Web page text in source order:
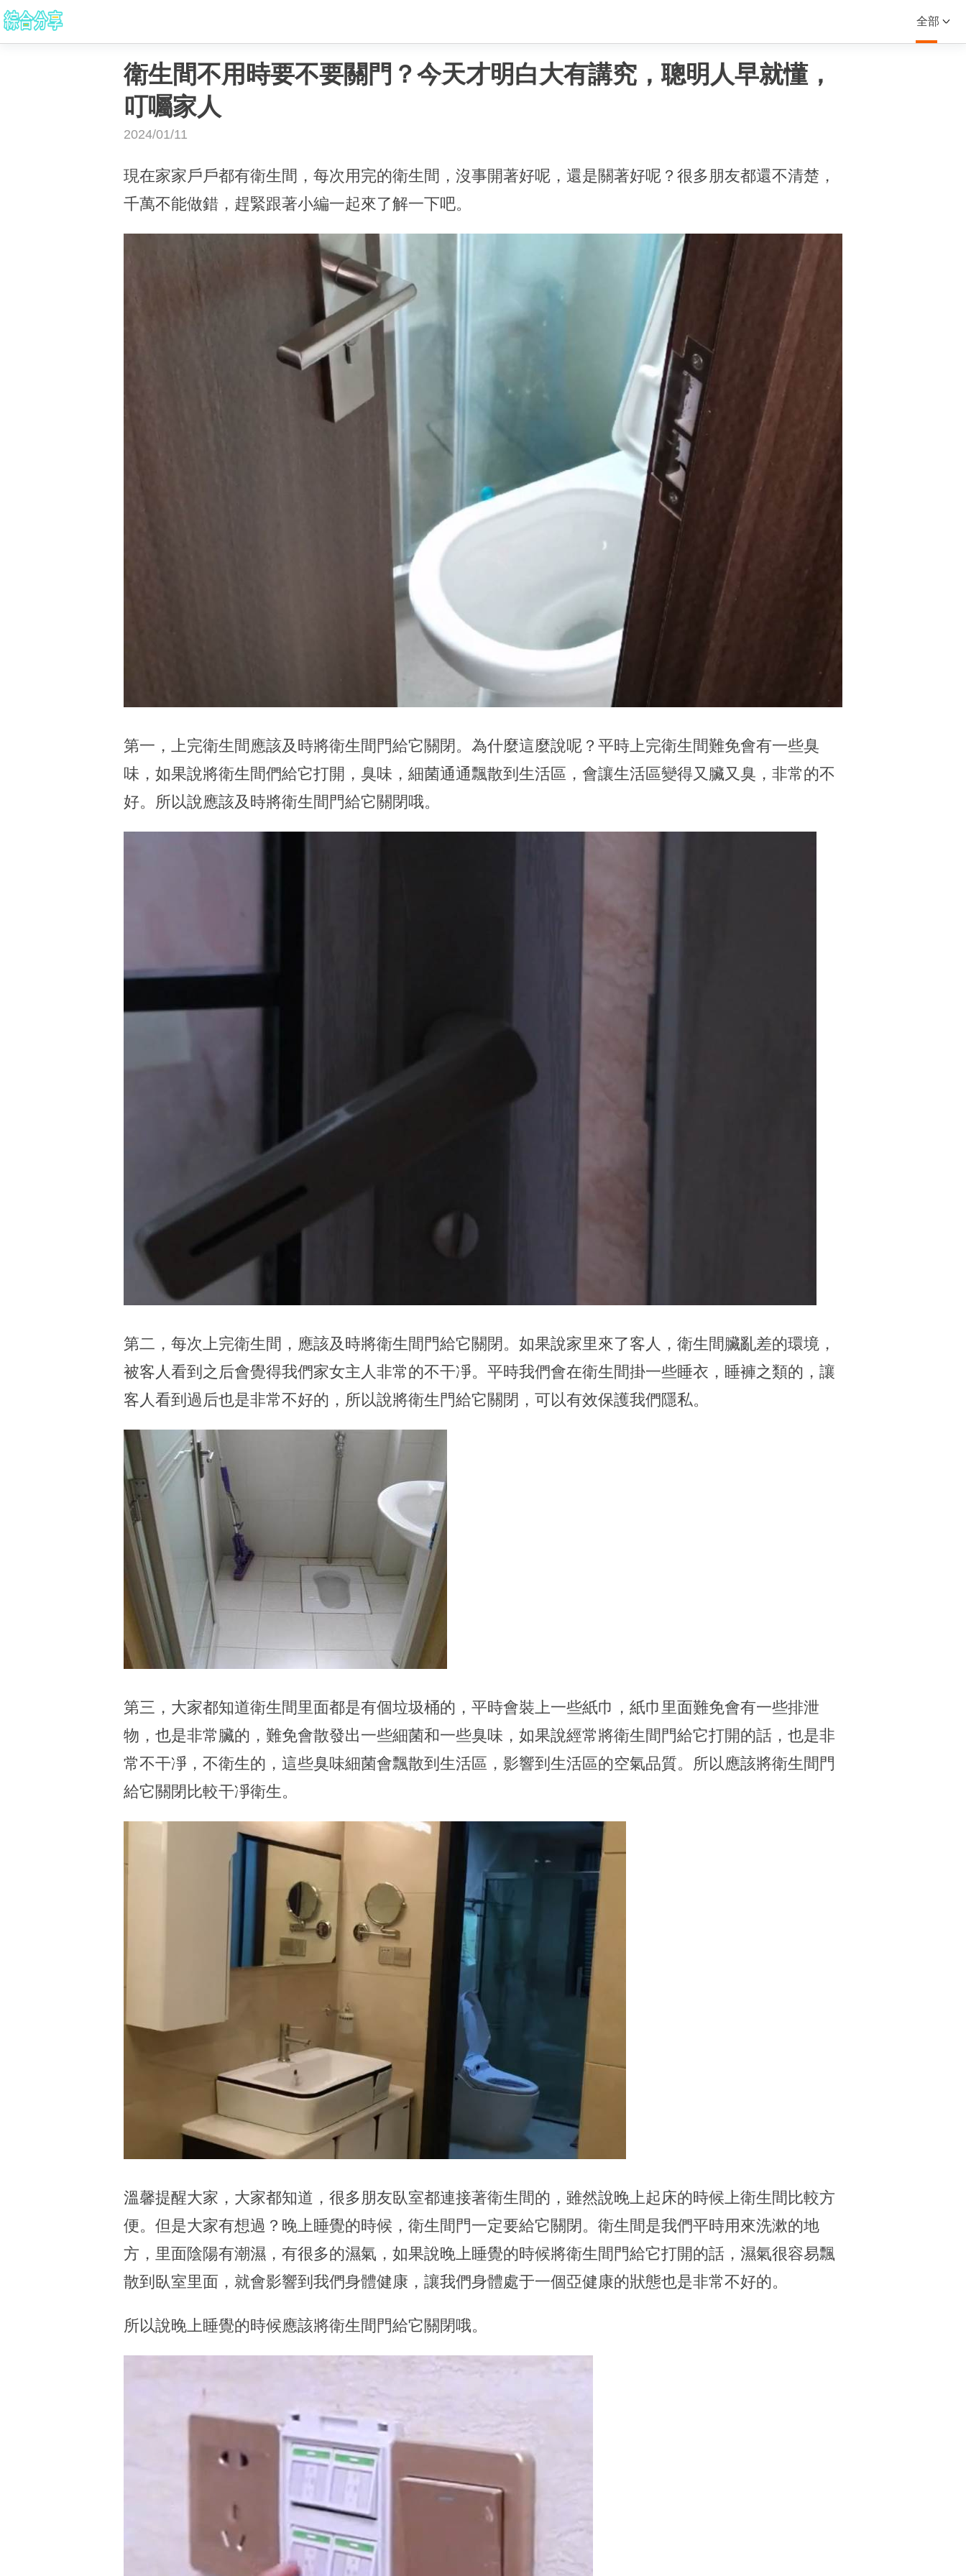
全部
衛生間不用時要不要關門？今天才明白大有講究，聰明人早就懂，
叮囑家人
2024/01/11
現在家家戶戶都有衛生間，每次用完的衛生間，沒事開著好呢，還是關著好呢？很多朋友都還不清楚，
千萬不能做錯，趕緊跟著小編一起來了解一下吧。
第一，上完衛生間應該及時將衛生間門給它關閉。為什麼這麼說呢？平時上完衛生間難免會有一些臭
味，如果說將衛生間們給它打開，臭味，細菌通通飄散到生活區，會讓生活區變得又臟又臭，非常的不
好。所以說應該及時將衛生間門給它關閉哦。
第二，每次上完衛生間，應該及時將衛生間門給它關閉。如果說家里來了客人，衛生間臟亂差的環境，
被客人看到之后會覺得我們家女主人非常的不干凈。平時我們會在衛生間掛一些睡衣，睡褲之類的，讓
客人看到過后也是非常不好的，所以說將衛生門給它關閉，可以有效保護我們隱私。
第三，大家都知道衛生間里面都是有個垃圾桶的，平時會裝上一些紙巾，紙巾里面難免會有一些排泄
物，也是非常臟的，難免會散發出一些細菌和一些臭味，如果說經常將衛生間門給它打開的話，也是非
常不干凈，不衛生的，這些臭味細菌會飄散到生活區，影響到生活區的空氣品質。所以應該將衛生間門
給它關閉比較干凈衛生。
溫馨提醒大家，大家都知道，很多朋友臥室都連接著衛生間的，雖然說晚上起床的時候上衛生間比較方
便。但是大家有想過？晚上睡覺的時候，衛生間門一定要給它關閉。衛生間是我們平時用來洗漱的地
方，里面陰陽有潮濕，有很多的濕氣，如果說晚上睡覺的時候將衛生間門給它打開的話，濕氣很容易飄
散到臥室里面，就會影響到我們身體健康，讓我們身體處于一個亞健康的狀態也是非常不好的。
所以說晚上睡覺的時候應該將衛生間門給它關閉哦。